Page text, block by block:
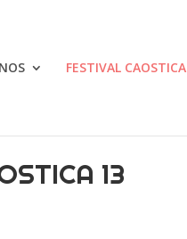
FESTIVAL CAOSTICA
13